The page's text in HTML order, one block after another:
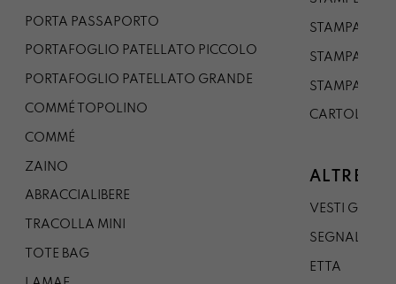
PORTA PASSAPORTO
PORTAFOGLIO PATELLATO PICCOLO
PORTAFOGLIO PATELLATO GRANDE
COMMÉ TOPOLINO
COMMÉ
ZAINO
ABRACCIALIBERE
TRACOLLA MINI
TOTE BAG
STAMPA A3
STAMPA A1
STAMPA A0
CARTOLINA
ALTRE
VESTI
SEGNALIBRO
ETTA